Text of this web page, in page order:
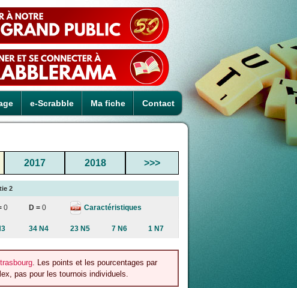
e-Scrabble Ma fiche Contact
2017 2018 >>>
2
0 D = 0 Caractéristiques
34 N4 23 N5 7 N6 1 N7
. Les points et les pourcentages par
pas pour les tournois individuels.